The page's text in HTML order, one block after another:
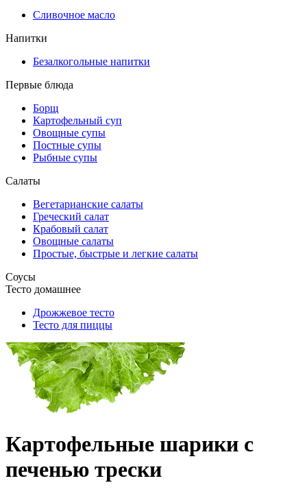
Сливочное масло
Напитки
Безалкогольные напитки
Первые блюда
Борщ
Картофельный суп
Овощные супы
Постные супы
Рыбные супы
Салаты
Вегетарианские салаты
Греческий салат
Крабовый салат
Овощные салаты
Простые, быстрые и легкие салаты
Соусы
Тесто домашнее
Дрожжевое тесто
Тесто для пиццы
Картофельные шарики с
печенью трески